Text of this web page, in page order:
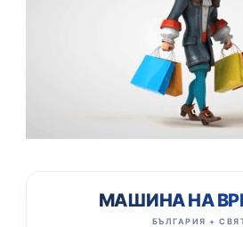
МАШИНА НА
БЪЛГАРИЯ +